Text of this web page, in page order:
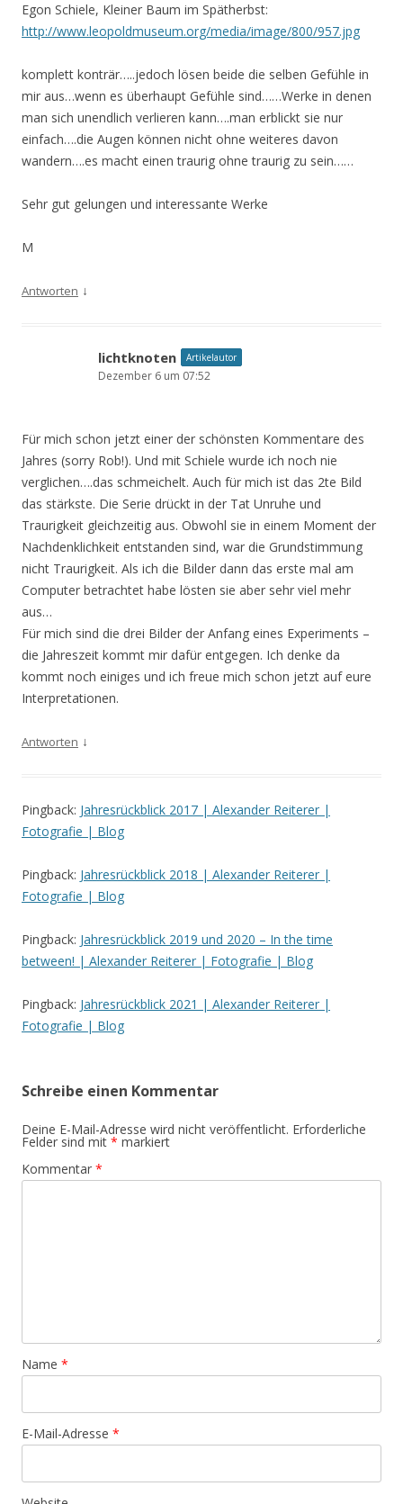
Egon Schiele, Kleiner Baum im Spätherbst:
http://www.leopoldmuseum.org/media/image/800/957.jpg
komplett konträr…..jedoch lösen beide die selben Gefühle in
mir aus…wenn es überhaupt Gefühle sind……Werke in denen
man sich unendlich verlieren kann….man erblickt sie nur
einfach….die Augen können nicht ohne weiteres davon
wandern….es macht einen traurig ohne traurig zu sein……
Sehr gut gelungen und interessante Werke
M
Antworten ↓
lichtknoten Artikelautor
Dezember 6 um 07:52
Für mich schon jetzt einer der schönsten Kommentare des
Jahres (sorry Rob!). Und mit Schiele wurde ich noch nie
verglichen….das schmeichelt. Auch für mich ist das 2te Bild
das stärkste. Die Serie drückt in der Tat Unruhe und
Traurigkeit gleichzeitig aus. Obwohl sie in einem Moment der
Nachdenklichkeit entstanden sind, war die Grundstimmung
nicht Traurigkeit. Als ich die Bilder dann das erste mal am
Computer betrachtet habe lösten sie aber sehr viel mehr
aus…
Für mich sind die drei Bilder der Anfang eines Experiments –
die Jahreszeit kommt mir dafür entgegen. Ich denke da
kommt noch einiges und ich freue mich schon jetzt auf eure
Interpretationen.
Antworten ↓
Pingback: Jahresrückblick 2017 | Alexander Reiterer |
Fotografie | Blog
Pingback: Jahresrückblick 2018 | Alexander Reiterer |
Fotografie | Blog
Pingback: Jahresrückblick 2019 und 2020 – In the time
between! | Alexander Reiterer | Fotografie | Blog
Pingback: Jahresrückblick 2021 | Alexander Reiterer |
Fotografie | Blog
Schreibe einen Kommentar
Deine E-Mail-Adresse wird nicht veröffentlicht. Erforderliche
Felder sind mit * markiert
Kommentar *
Name *
E-Mail-Adresse *